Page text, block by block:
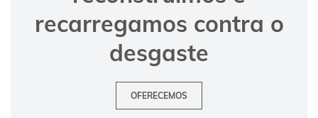
recarregamos contra o
desgaste
OFERECEMOS